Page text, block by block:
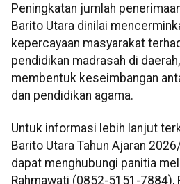
Peningkatan jumlah
Barito Utara dinilai
kepercayaan masyarakat
pendidikan madrasah di
membentuk keseimbangan
dan pendidikan agama.
Untuk informasi lebih lanjut
Barito Utara Tahun Ajaran
dapat menghubungi panitia
Rahmawati (0852-5151-7884),